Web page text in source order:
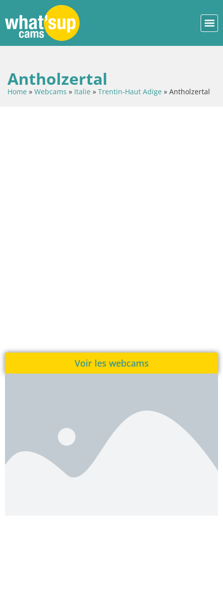
Antholzertal
Home » Webcams » Italie » Trentin-Haut Adige » Antholzertal
Voir les webcams